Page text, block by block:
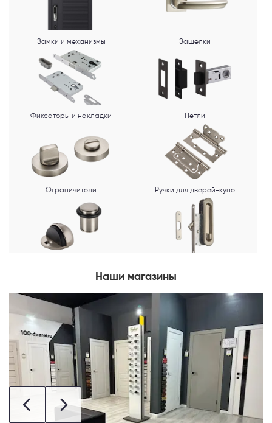
Замки и механизмы Защелки
Фиксаторы и накладки Петли
Ограничители Ручки для дверей-купе
Наши магазины